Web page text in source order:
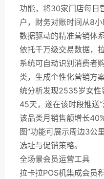
功能，将30家门店每日
户，财务对账时间从8小
数据驱动的精准营销体
依托千万级交易数据，
系统可自动识别消费者
类，生成个性化营销方
统分析发现2535岁女性
45天，遂在该时段推送
该品类月销售额增长
图”功能可展示周边3公
选址与促销策略。
全场景会员运营工具
拉卡拉POS机集成会员